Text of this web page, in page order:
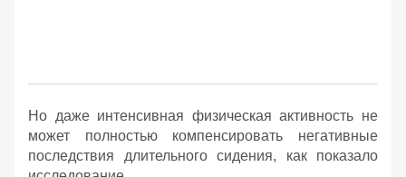
Но даже интенсивная физическая активность не
может полностью компенсировать негативные
последствия длительного сидения, как показало